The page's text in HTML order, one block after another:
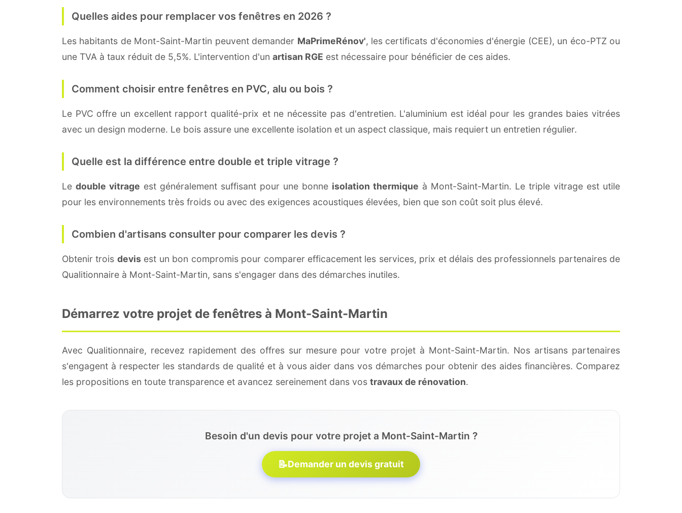
Quelles aides pour remplacer vos fenêtres en 2026 ?
Les habitants de Mont-Saint-Martin peuvent demander MaPrimeRénov', les certificats d'économies d'énergie (CEE), un éco-PTZ ou
une TVA à taux réduit de 5,5%. L'intervention d'un artisan RGE est nécessaire pour bénéficier de ces aides.
Comment choisir entre fenêtres en PVC, alu ou bois ?
Le PVC offre un excellent rapport qualité-prix et ne nécessite pas d'entretien. L'aluminium est idéal pour les grandes baies vitrées
avec un design moderne. Le bois assure une excellente isolation et un aspect classique, mais requiert un entretien régulier.
Quelle est la différence entre double et triple vitrage ?
Le double vitrage est généralement suffisant pour une bonne isolation thermique à Mont-Saint-Martin. Le triple vitrage est utile
pour les environnements très froids ou avec des exigences acoustiques élevées, bien que son coût soit plus élevé.
Combien d'artisans consulter pour comparer les devis ?
Obtenir trois devisest un bon compromis pour comparer efficacement les services, prix et délais des professionnels partenaires de
Qualitionnaire à Mont-Saint-Martin, sans s'engager dans des démarches inutiles.
Démarrez votre projet de fenêtres à Mont-Saint-Martin
Avec Qualitionnaire, recevez rapidement des offres sur mesure pour votre projet à Mont-Saint-Martin. Nos artisans partenaires
s'engagent à respecter les standards de qualité et à vous aider dans vos démarches pour obtenir des aides financières. Comparez
les propositions en toute transparence et avancez sereinement dans vos travaux de rénovation.
Besoin d'un devis pour votre projet a Mont-Saint-Martin ?
📝Demander un devis gratuit